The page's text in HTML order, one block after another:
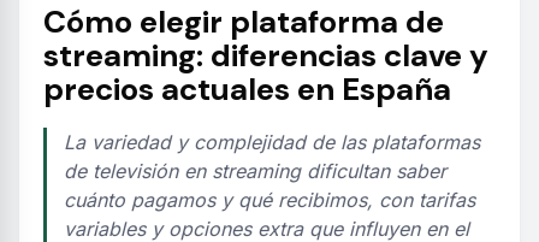
Cómo elegir plataforma de
streaming: diferencias clave y
precios actuales en España
La variedad y complejidad de las plataformas
de televisión en streaming dificultan saber
cuánto pagamos y qué recibimos, con tarifas
variables y opciones extra que influyen en el